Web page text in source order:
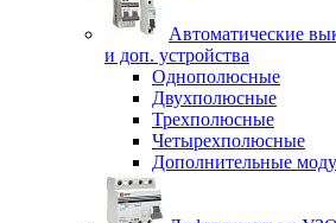
Автоматические
и доп. устройства
Однополюсные
Двухполюсные
Трехполюсные
Четырехполюсные
Дополнительные